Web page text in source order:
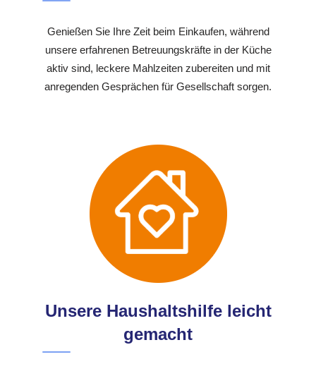
Genießen Sie Ihre Zeit beim Einkaufen, während
unsere erfahrenen Betreuungskräfte in der Küche
aktiv sind, leckere Mahlzeiten zubereiten und mit
anregenden Gesprächen für Gesellschaft sorgen.
Unsere Haushaltshilfe leicht
gemacht